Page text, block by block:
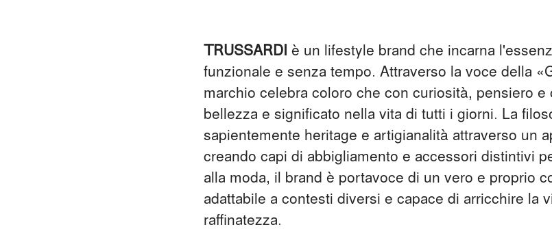
TRUSSARDI è un lifestyle brand che incarna
funzionale e senza tempo. Attraverso la voce della «
marchio celebra coloro che con curiosità, pensiero e
bellezza e significato nella vita di tutti i giorni. La
sapientemente heritage e artigianalità attraverso un
creando capi di abbigliamento e accessori distintivi
alla moda, il brand è portavoce di un vero e proprio
adattabile a contesti diversi e capace di arricchire la
raffinatezza.